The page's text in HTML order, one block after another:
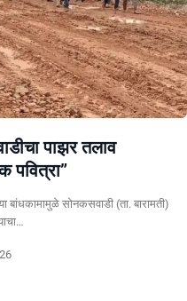
पाझर तलाव
पवित्रा”
बांधकामामुळे सोनकसवाडी (ता. बारामती)